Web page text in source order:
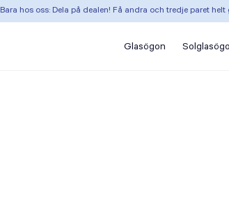
Bara hos oss: Dela på dealen! Få andra och tredje paret
Glasögon